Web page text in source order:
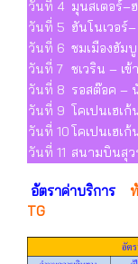
วันที่ 4 มุนสเตอร์–
วันที่ 5 ฮันโนเวอร์
วันที่ 6 ชมเมืองฮัม
วันที่ 7 ชเวริน – เ
วันที่ 8 รอสต๊อค –
วันที่ 9 โคเปนเฮเ
วันที่ 10โคเปนเฮเ
วันที่ 11 สนามบินสุ
อัตราค่าบริการ
TG